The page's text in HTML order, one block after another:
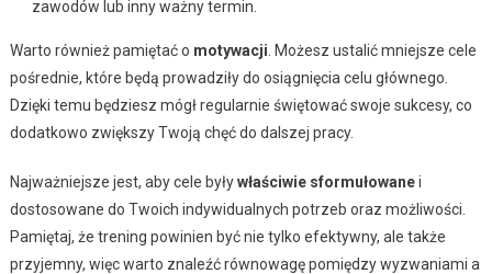
zawodów lub inny ważny termin.
Warto również pamiętać o motywacji . Możesz ustalić mniejsze cele
pośrednie, które będą prowadziły do osiągnięcia celu głównego.
Dzięki temu będziesz mógł regularnie świętować swoje sukcesy, co
dodatkowo zwiększy Twoją chęć do dalszej pracy.
Najważniejsze jest, aby cele byływłaściwie sformułowanei
dostosowane do Twoich indywidualnych potrzeb oraz możliwości.
Pamiętaj, że trening powinien być nie tylko efektywny, ale także
przyjemny, więc warto znaleźć równowagę pomiędzy wyzwaniami a